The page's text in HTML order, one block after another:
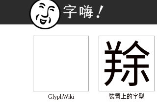
GlyphWiki
䍱
裝置上的字型